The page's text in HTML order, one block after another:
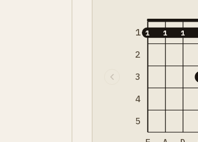
1
2
3
4
5
1 1 1